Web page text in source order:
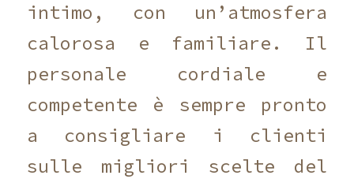
intimo, con un’atmosfera
calorosa e familiare. Il
personale cordiale e
competente è sempre pronto
a consigliare i clienti
sulle migliori scelte del